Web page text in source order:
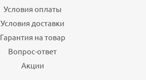
Условия оплаты
Условия доставки
Гарантия на товар
Вопрос-ответ
Акции